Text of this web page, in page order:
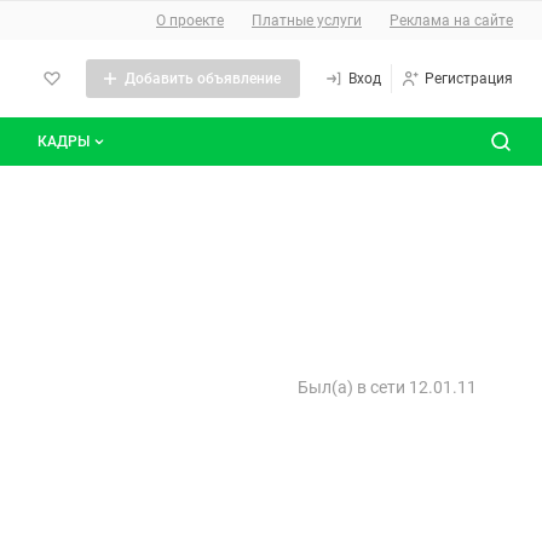
О сайте
О проекте Платные услуги Реклама на сайте
Добавить объявление Вход Регистрация
КАДРЫ
Был(а) в сети 12.01.11